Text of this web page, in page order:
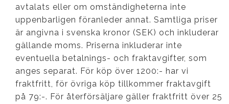
avtalats eller om omständigheterna inte
uppenbarligen föranleder annat. Samtliga priser
är angivna i svenska kronor (SEK) och inkluderar
gällande moms. Priserna inkluderar inte
eventuella betalnings- och fraktavgifter, som
anges separat. För köp över 1200:- har vi
fraktfritt, för övriga köp tillkommer fraktavgift
på 79:-. För återförsäljare gäller fraktfritt över 25